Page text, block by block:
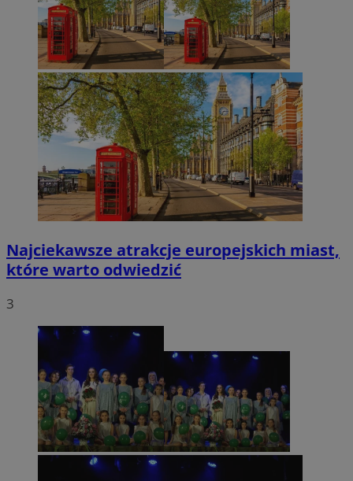
Najciekawsze atrakcje europejskich miast,
które warto odwiedzić
3